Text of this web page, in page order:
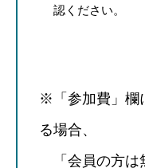
認ください。
※「参加費」欄
る場合、
「会員の方は